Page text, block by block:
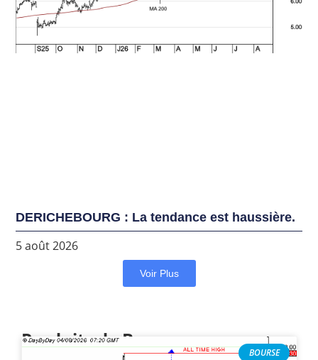
DERICHEBOURG : La tendance est haussière.
5 août 2026
Voir Plus
Produits de Bourse
BOURSE